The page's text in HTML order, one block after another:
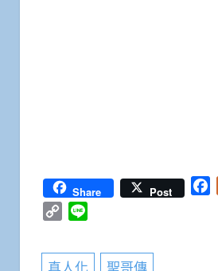
Share Post
Copy